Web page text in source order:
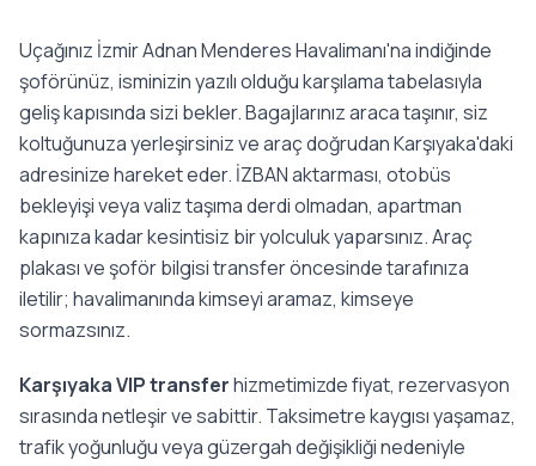
Uçağınız İzmir Adnan Menderes Havalimanı'na indiğinde
şoförünüz, isminizin yazılı olduğu karşılama tabelasıyla
geliş kapısında sizi bekler. Bagajlarınız araca taşınır, siz
koltuğunuza yerleşirsiniz ve araç doğrudan Karşıyaka'daki
adresinize hareket eder. İZBAN aktarması, otobüs
bekleyişi veya valiz taşıma derdi olmadan, apartman
kapınıza kadar kesintisiz bir yolculuk yaparsınız. Araç
plakası ve şoför bilgisi transfer öncesinde tarafınıza
iletilir; havalimanında kimseyi aramaz, kimseye
sormazsınız.
Karşıyaka VIP transferhizmetimizde fiyat, rezervasyon
sırasında netleşir ve sabittir. Taksimetre kaygısı yaşamaz,
trafik yoğunluğu veya güzergah değişikliği nedeniyle